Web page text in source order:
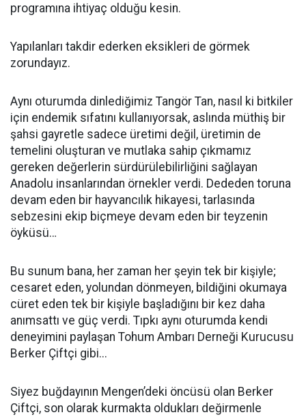
programına ihtiyaç olduğu kesin.
Yapılanları takdir ederken eksikleri de görmek
zorundayız.
Aynı oturumda dinlediğimiz Tangör Tan, nasıl ki bitkiler
için endemik sıfatını kullanıyorsak, aslında müthiş bir
şahsi gayretle sadece üretimi değil, üretimin de
temelini oluşturan ve mutlaka sahip çıkmamız
gereken değerlerin sürdürülebilirliğini sağlayan
Anadolu insanlarından örnekler verdi. Dededen toruna
devam eden bir hayvancılık hikayesi, tarlasında
sebzesini ekip biçmeye devam eden bir teyzenin
öyküsü…
Bu sunum bana, her zaman her şeyin tek bir kişiyle;
cesaret eden, yolundan dönmeyen, bildiğini okumaya
cüret eden tek bir kişiyle başladığını bir kez daha
anımsattı ve güç verdi. Tıpkı aynı oturumda kendi
deneyimini paylaşan Tohum Ambarı Derneği Kurucusu
Berker Çiftçi gibi...
Siyez buğdayının Mengen’deki öncüsü olan Berker
Çiftçi, son olarak kurmakta oldukları değirmenle